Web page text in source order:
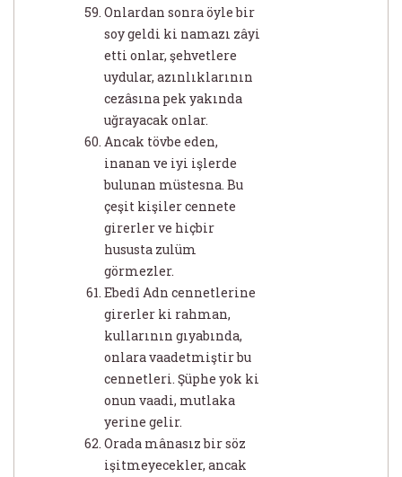
Onlardan sonra öyle bir
soy geldi ki namazı zâyi
etti onlar, şehvetlere
uydular, azınlıklarının
cezâsına pek yakında
uğrayacak onlar.
Ancak tövbe eden,
inanan ve iyi işlerde
bulunan müstesna. Bu
çeşit kişiler cennete
girerler ve hiçbir
hususta zulüm
görmezler.
Ebedî Adn cennetlerine
girerler ki rahman,
kullarının gıyabında,
onlara vaadetmiştir bu
cennetleri. Şüphe yok ki
onun vaadi, mutlaka
yerine gelir.
Orada mânasız bir söz
işitmeyecekler, ancak